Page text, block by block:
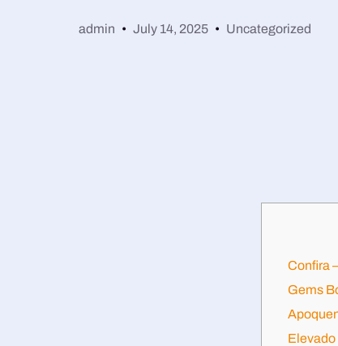
admin July 14, 2025 Uncategorized
Confira
Gems